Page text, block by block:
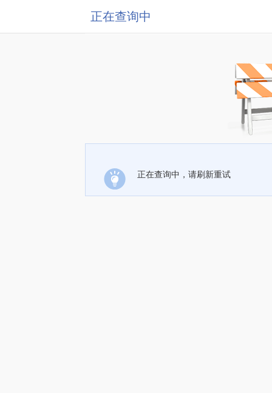
正在查询中
正在查询中，请刷新重试